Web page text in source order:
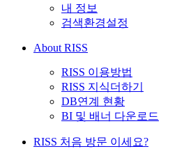
내 정보
검색환경설정
About RISS
RISS 이용방법
RISS 지식더하기
DB연계 현황
BI 및 배너 다운로드
RISS 처음 방문 이세요?